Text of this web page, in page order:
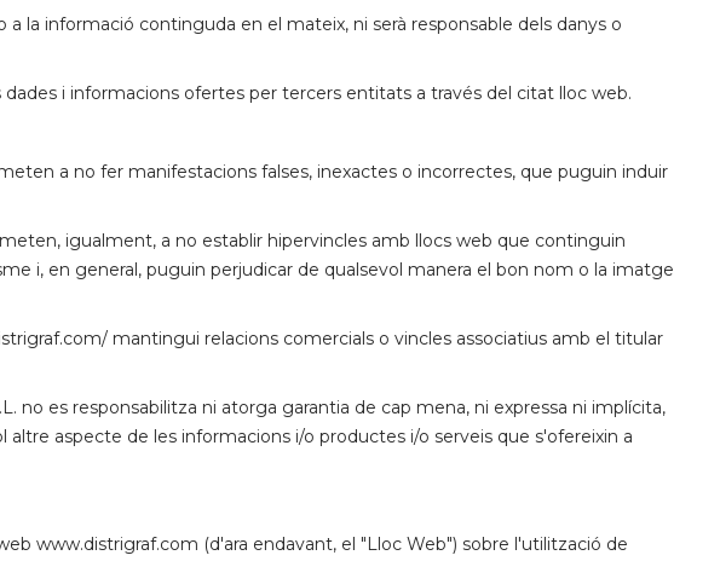
la informació continguda en el mateix, ni serà responsable dels danys o
i informacions ofertes per tercers entitats a través del citat lloc web.
a no fer manifestacions falses, inexactes o incorrectes, que puguin induir
igualment, a no establir hipervincles amb llocs web que continguin
i, en general, puguin perjudicar de qualsevol manera el bon nom o la imatge
mantingui relacions comercials o vincles associatius amb el titular
es responsabilitza ni atorga garantia de cap mena, ni expressa ni implícita,
aspecte de les informacions i/o productes i/o serveis que s'ofereixin a
www.distrigraf.com (d'ara endavant, el "Lloc Web") sobre l'utilització de